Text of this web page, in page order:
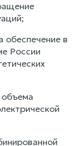
обеспечение в
России
объема